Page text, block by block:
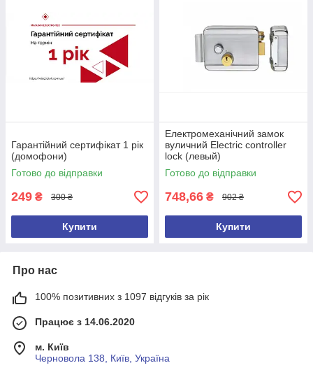
Гарантійний сертифікат 1 рік
(домофони)
Готово до відправки
249 ₴ 300 ₴
Купити
Електромеханічний замок
вуличний Electric controller
lock (левый)
Готово до відправки
748,66 ₴ 902 ₴
Купити
Про нас
100% позитивних з 1097 відгуків за рік
Працює з 14.06.2020
м. Київ
Черновола 138, Київ, Україна